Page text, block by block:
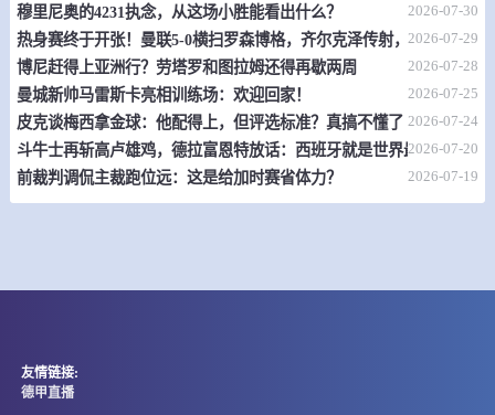
情报
女欧U18 A 08-08 21:30 即将开始
意大利女篮U18 0 - 0 比利时女篮U18
情报
穆里尼奥的4231执念，从这场小胜能看出什么？ 2026-07-30
热身赛终于开张！曼联5-0横扫罗森博格，齐尔克泽传射，19岁小将惊
2026-07-29
博尼赶得上亚洲行？劳塔罗和图拉姆还得再歇两周 2026-07-28
曼城新帅马雷斯卡亮相训练场：欢迎回家！ 2026-07-25
皮克谈梅西拿金球：他配得上，但评选标准？真搞不懂了 2026-07-24
斗牛士再斩高卢雄鸡，德拉富恩特放话：西班牙就是世界最强2026-07-20
前裁判调侃主裁跑位远：这是给加时赛省体力？ 2026-07-19
友情链接:
德甲直播